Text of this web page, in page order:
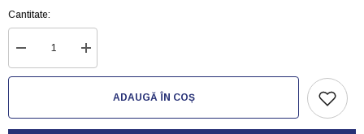
Cantitate:
Reduceți
cantitatea
pentru
Creșteți
cantitatea
pentru
ADAUGĂ ÎN COȘ